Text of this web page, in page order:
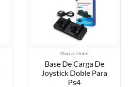
Marca: Dobe
Base De Carga De
Joystick Doble Para
Ps4